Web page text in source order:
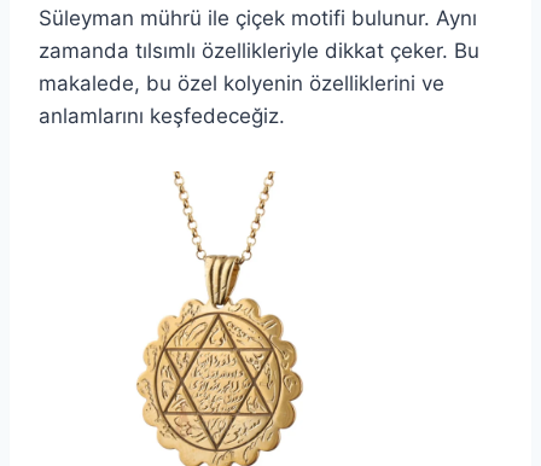
Süleyman mührü ile çiçek motifi bulunur. Aynı
zamanda tılsımlı özellikleriyle dikkat çeker. Bu
makalede, bu özel kolyenin özelliklerini ve
anlamlarını keşfedeceğiz.